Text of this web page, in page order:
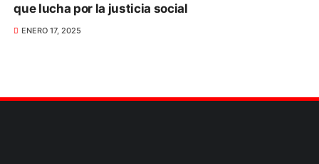
que lucha por la justicia social
ENERO 17, 2025